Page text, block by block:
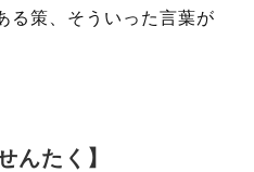
る策、そういった言葉が
んたく】